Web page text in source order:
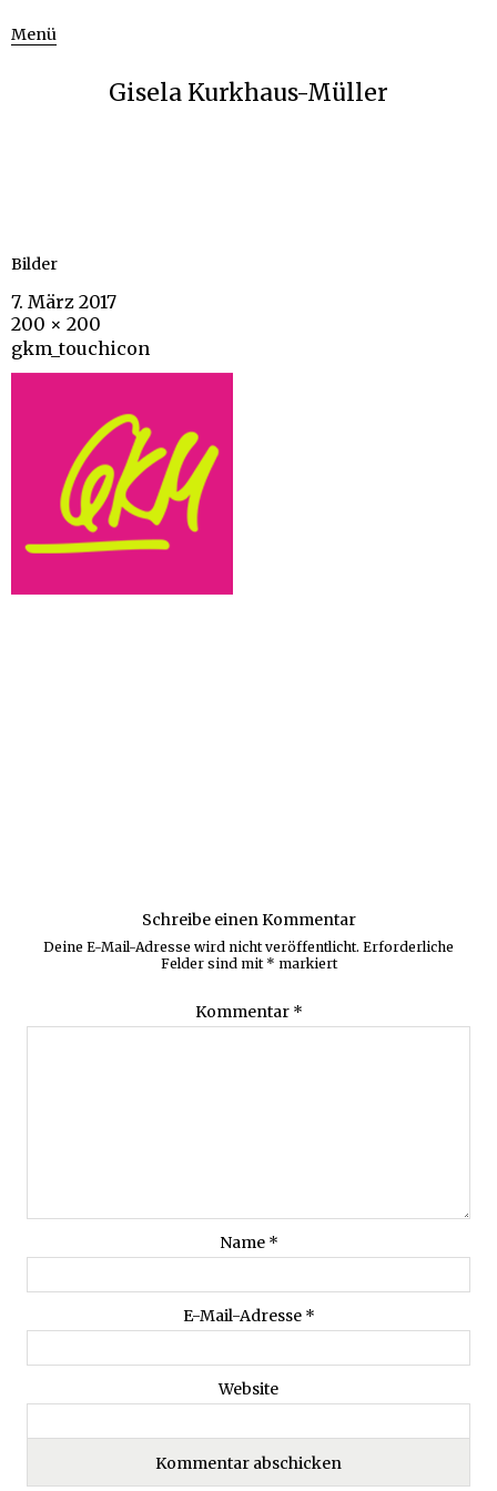
Menü
Gisela Kurkhaus-Müller
Bilder
7. März 2017
200 × 200
gkm_touchicon
Schreibe einen Kommentar
Deine E-Mail-Adresse wird nicht veröffentlicht. Erforderliche
Felder sind mit * markiert
Kommentar *
Name *
E-Mail-Adresse *
Website